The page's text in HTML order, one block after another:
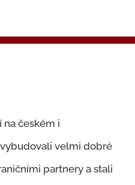
na českém i
velmi dobré
partnery a stali